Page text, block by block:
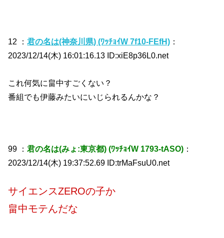
12 ：君の名は(神奈川県) (ﾜｯﾁｮｲW 7f10-FEfH) ：
2023/12/14(木) 16:01:16.13 ID:xiE8p36L0.net
これ何気に畠中すごくない？
番組でも伊藤みたいにいじられるんかな？
99 ：君の名は(みょ:東京都) (ﾜｯﾁｮｲW 1793-tASO) ：
2023/12/14(木) 19:37:52.69 ID:trMaFsuU0.net
サイエンスZEROの子か
畠中モテんだな